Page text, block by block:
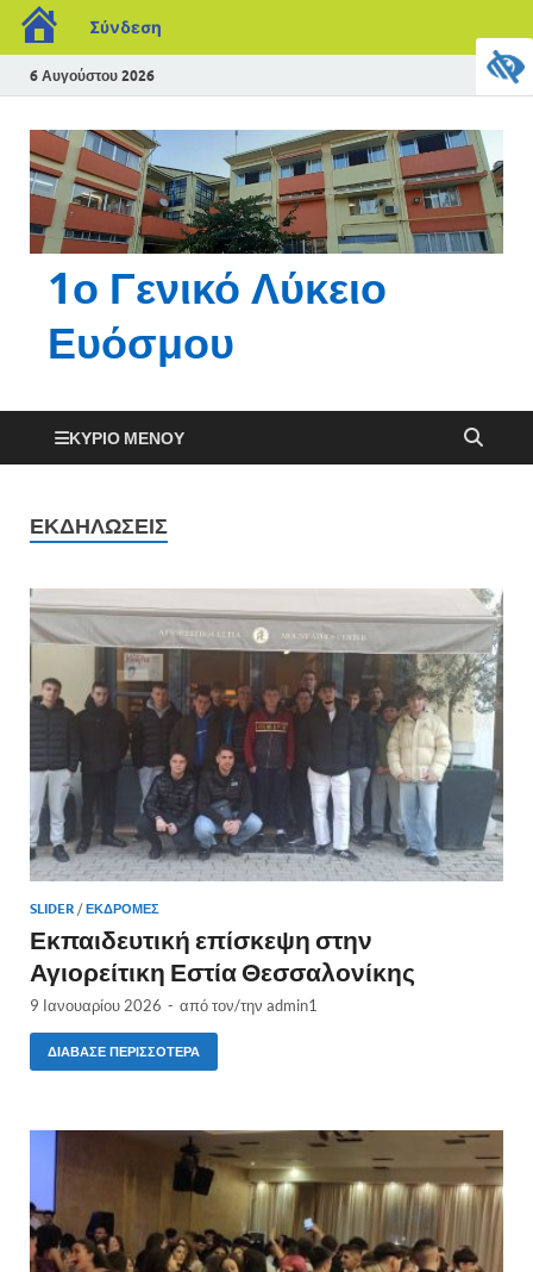
Σύνδεση
6 Αυγούστου 2026
1ο Γενικό Λύκειο
Ευόσμου
ΚΎΡΙΟ ΜΕΝΟΎ
ΕΚΔΗΛΏΣΕΙΣ
SLIDER /ΕΚΔΡΟΜΈΣ
Εκπαιδευτική επίσκεψη στην
Αγιορείτικη Εστία Θεσσαλονίκης
9 Ιανουαρίου 2026 - από τον/την admin1
ΔΙΆΒΑΣΕ ΠΕΡΙΣΣΌΤΕΡΑ